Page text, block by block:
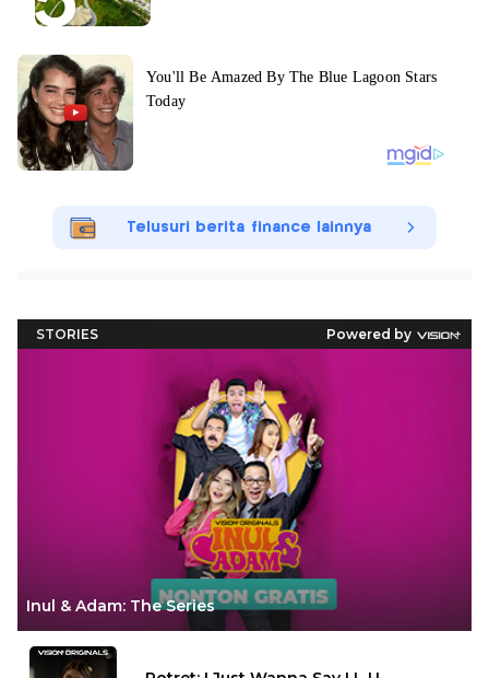
Telusuri berita finance lainnya